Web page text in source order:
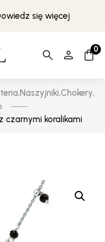
się więcej
0
,Naszyjniki,Chokery,
czarnymi koralikami